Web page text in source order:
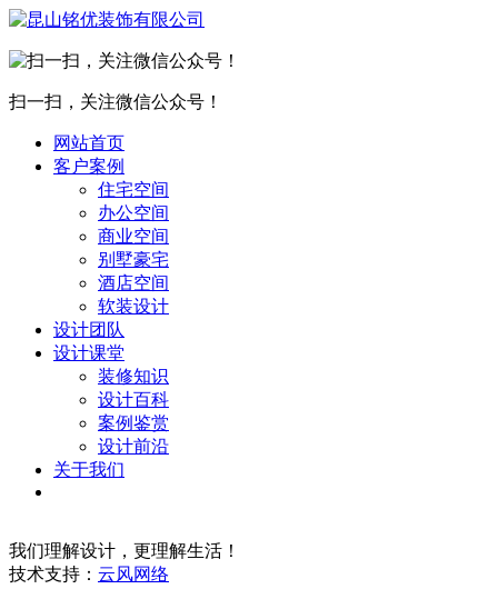
扫一扫，关注微信公众号！
网站首页
客户案例
住宅空间
办公空间
商业空间
别墅豪宅
酒店空间
软装设计
设计团队
设计课堂
装修知识
设计百科
案例鉴赏
设计前沿
关于我们
我们理解设计，更理解生活！
技术支持： 云风网络